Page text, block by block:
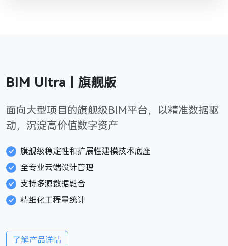
BIM Ultra｜旗舰版
面向大型项目的旗舰级BIM平台，以精准数据驱
动，沉淀高价值数字资产
旗舰级稳定性和扩展性建模技术底座
全专业云端设计管理
支持多源数据融合
精细化工程量统计
了解产品详情